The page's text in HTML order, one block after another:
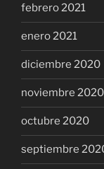
febrero 2021
enero 2021
diciembre 2020
noviembre 2020
octubre 2020
septiembre